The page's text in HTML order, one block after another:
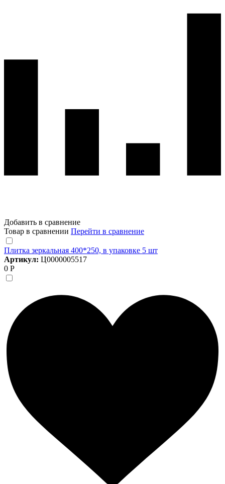
Добавить в сравнение
Товар в сравнении Перейти в сравнение
Плитка зеркальная 400*250, в упаковке 5 шт
Артикул: Ц0000005517
0 Р